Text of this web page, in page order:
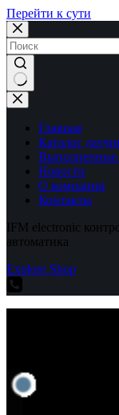
Перейти к сути
Ничего
не
найденоГлавная
Каталог
Выполненные
Новости
О компании
Контакты
IFM electronic
автоматика
Explore Shop